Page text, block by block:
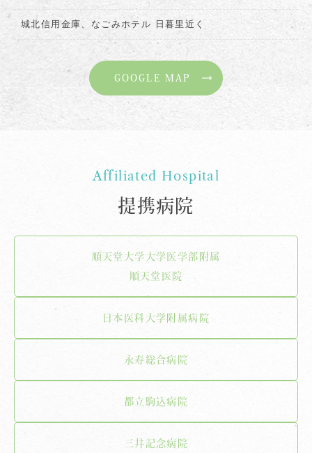
城北信用金庫、なごみホテル 日暮里近く
GOOGLE MAP
Affiliated Hospital
提携病院
順天堂大学大学医学部附属
順天堂医院
日本医科大学附属病院
永寿総合病院
都立駒込病院
三井記念病院